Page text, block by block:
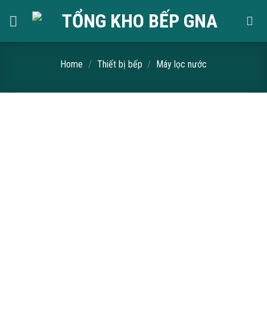
Home / Thiết bị bếp / Máy lọc nước